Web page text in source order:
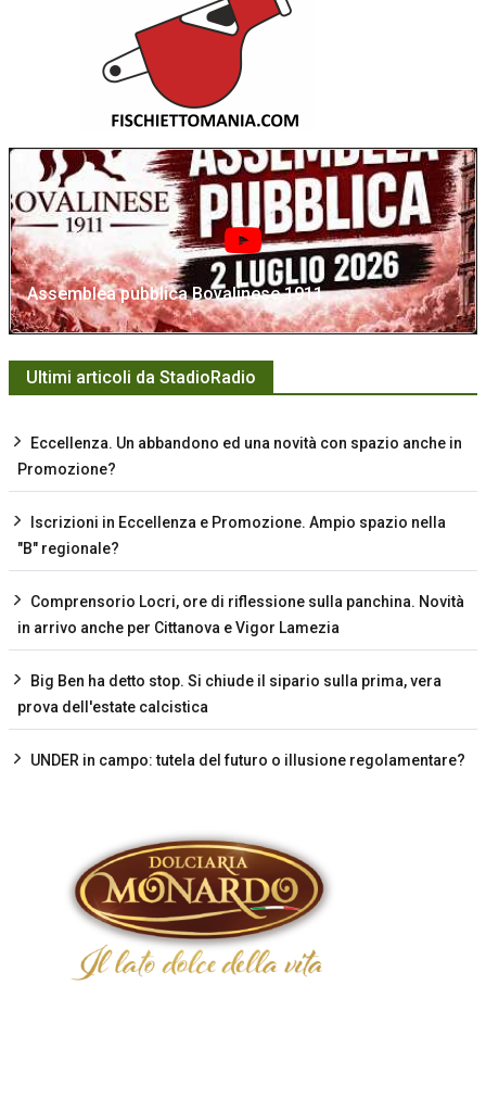
Assemblea pubblica Bovalinese 1911
Ultimi articoli da StadioRadio
Eccellenza. Un abbandono ed una novità con spazio anche in
Promozione?
Iscrizioni in Eccellenza e Promozione. Ampio spazio nella
"B" regionale?
Comprensorio Locri, ore di riflessione sulla panchina. Novità
in arrivo anche per Cittanova e Vigor Lamezia
Big Ben ha detto stop. Si chiude il sipario sulla prima, vera
prova dell'estate calcistica
UNDER in campo: tutela del futuro o illusione regolamentare?